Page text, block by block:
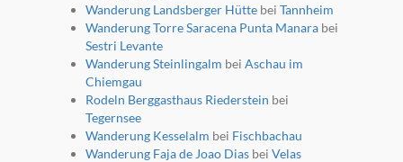
Wanderung Landsberger Hüttebei Tannheim
Wanderung Torre Saracena Punta Manarabei
Sestri Levante
Wanderung Steinlingalm bei Aschau im
Chiemgau
Rodeln Berggasthaus Riederstein bei
Tegernsee
Wanderung Kesselalm bei Fischbachau
Wanderung Faja de Joao Diasbei Velas